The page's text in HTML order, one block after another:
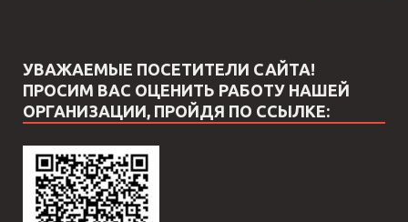
УВАЖАЕМЫЕ ПОСЕТИТЕЛИ САЙТА!
ПРОСИМ ВАС ОЦЕНИТЬ РАБОТУ НАШЕЙ
ОРГАНИЗАЦИИ, ПРОЙДЯ ПО ССЫЛКЕ: